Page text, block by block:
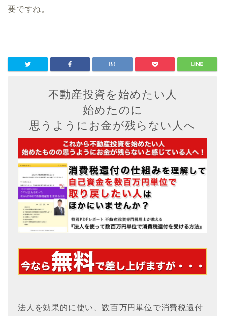
要ですね。
不動産投資を始めたい人
始めたのに
思うようにお金が残らない人へ
法人を効果的に使い、数百万円単位で消費税還付